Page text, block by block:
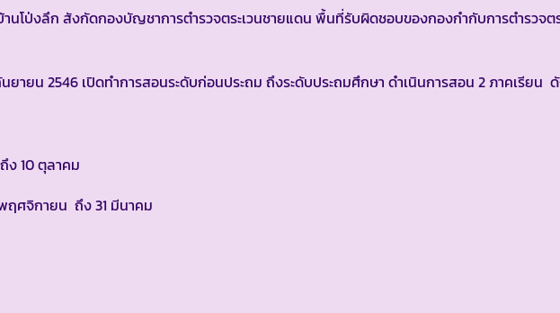
โป่งลึก สังกัดกองบัญชาการตำรวจตระเวนชายแดน พื้นที่รับผิดชอบของกองกำกับการตำรวจตร
ยน 2546 เปิดทำการสอนระดับก่อนประถม ถึงระดับประถมศึกษา ดำเนินการสอน 2 ภาคเรียน
ง 10 ตุลาคม
กายน ถึง 31 มีนาคม